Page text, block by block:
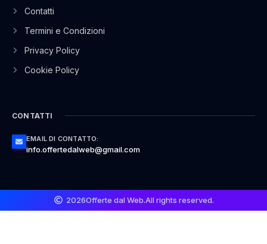
Contatti
Termini e Condizioni
Privacy Policy
Cookie Policy
CONTATTI
EMAIL DI CONTATTO:
info.offertedalweb@gmail.com
2026Offerte dal Web.All rights reserved.